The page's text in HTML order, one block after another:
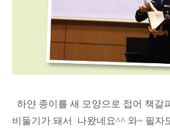
하얀 종이를 새 모양으로 접어 책갈
비둘기가 돼서 나왔네요^^ 와~ 필자